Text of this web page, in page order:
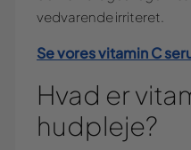
vedvarende irriteret.
Se vores vitamin C
Hvad er
hudpleje?